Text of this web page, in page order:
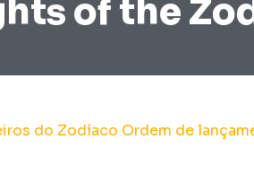
of the